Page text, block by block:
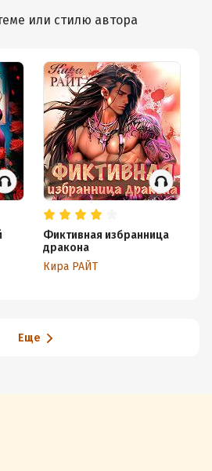
или стилю автора
Фиктивная избранница
дракона
Кира РАЙТ
Еще